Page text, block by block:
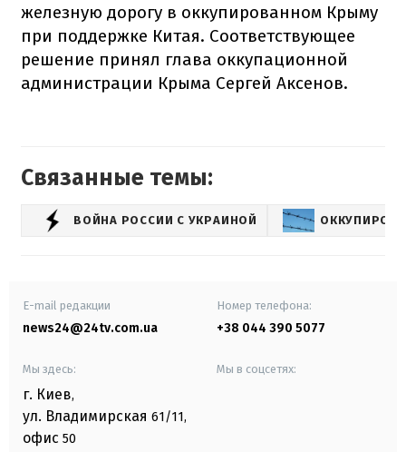
железную дорогу в оккупированном Крыму
при поддержке Китая. Соответствующее
решение принял глава оккупационной
администрации Крыма Сергей Аксенов.
Связанные темы:
ВОЙНА РОССИИ С УКРАИНОЙ
E-mail редакции
news24@24tv.com.ua
Номер телефона:
+38 044 390 5077
Мы здесь:
г. Киев,
ул. Владимирская 61/11,
офис 50
Мы в соцсетях: